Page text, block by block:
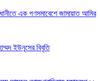
এক গণসমাবেশে জামায়াত আমির
ইউনূসের বিবৃতি